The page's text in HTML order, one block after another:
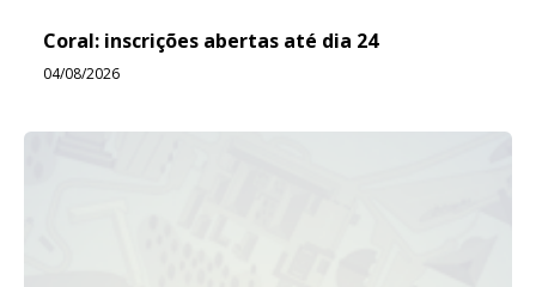
Coral: inscrições abertas até dia 24
04/08/2026